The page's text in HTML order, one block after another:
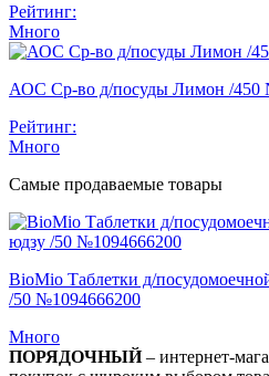
Рейтинг:
Много
АОС Ср-во д/посуды Лимон /450
Рейтинг:
Много
Самые продаваемые товары
BioMio Таблетки д/
/50 №1094666200
Много
ПОРЯДОЧНЫЙ– интернет-